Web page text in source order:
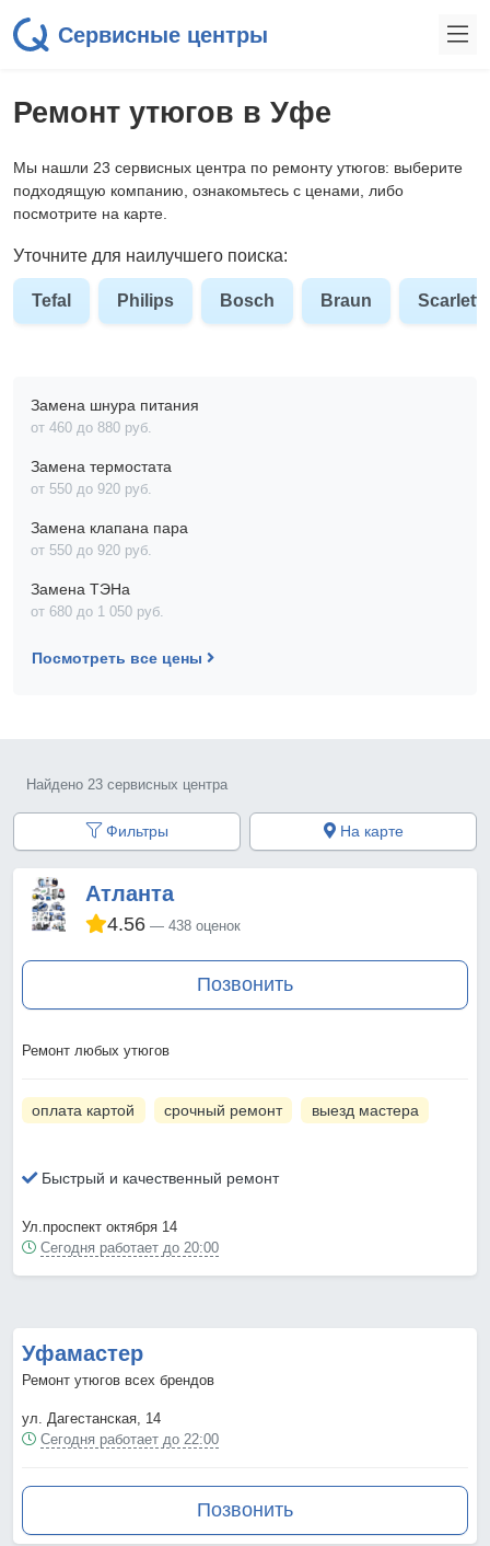
Сервисные центры
Ремонт утюгов в Уфе
Мы нашли 23 сервисных центра по ремонту утюгов: выберите
подходящую компанию, ознакомьтесь с ценами, либо
посмотрите на карте.
Уточните для наилучшего поиска:
Tefal Philips Bosch Braun Scarlett
Замена шнура питания
от 460 до 880 pyб.
Замена термостата
от 550 до 920 pyб.
Замена клапана пара
от 550 до 920 pyб.
Замена ТЭНа
от 680 до 1 050 pyб.
Посмотреть все цены
Найдено 23 сервисных центра
Фильтры На карте
Атланта
4.56 438 оценок
Позвонить
Ремонт любых утюгов
оплата картой срочный ремонт выезд мастера
Быстрый и качественный ремонт
Ул.проспект октября 14
Сегодня работает до 20:00
Уфамастер
Ремонт утюгов всех брендов
ул. Дагестанская, 14
Сегодня работает до 22:00
Позвонить